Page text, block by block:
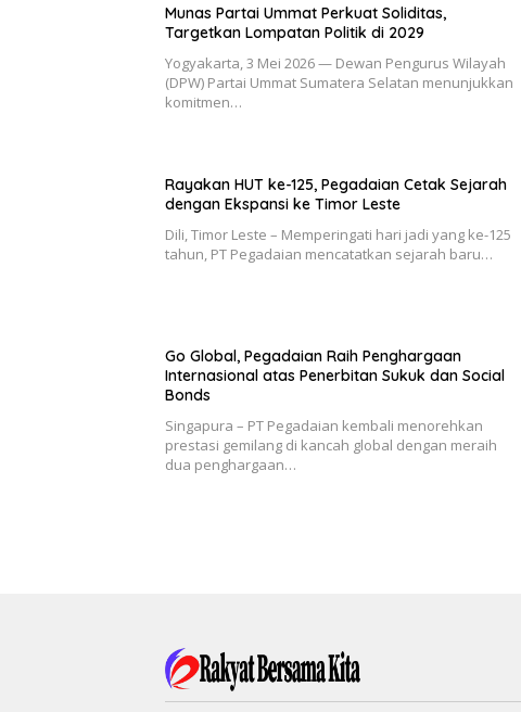
Munas Partai Ummat Perkuat Soliditas,
Targetkan Lompatan Politik di 2029
Yogyakarta, 3 Mei 2026 — Dewan Pengurus Wilayah
(DPW) Partai Ummat Sumatera Selatan menunjukkan
komitmen…
Rayakan HUT ke-125, Pegadaian Cetak Sejarah
dengan Ekspansi ke Timor Leste
Dili, Timor Leste – Memperingati hari jadi yang ke-125
tahun, PT Pegadaian mencatatkan sejarah baru…
Go Global, Pegadaian Raih Penghargaan
Internasional atas Penerbitan Sukuk dan Social
Bonds
Singapura – PT Pegadaian kembali menorehkan
prestasi gemilang di kancah global dengan meraih
dua penghargaan…